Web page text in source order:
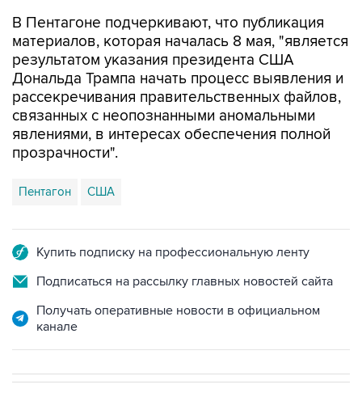
В Пентагоне подчеркивают, что публикация
материалов, которая началась 8 мая, "является
результатом указания президента США
Дональда Трампа начать процесс выявления и
рассекречивания правительственных файлов,
связанных с неопознанными аномальными
явлениями, в интересах обеспечения полной
прозрачности".
Пентагон США
Купить подписку на профессиональную ленту
Подписаться на рассылку главных новостей сайта
Получать оперативные новости в официальном
канале